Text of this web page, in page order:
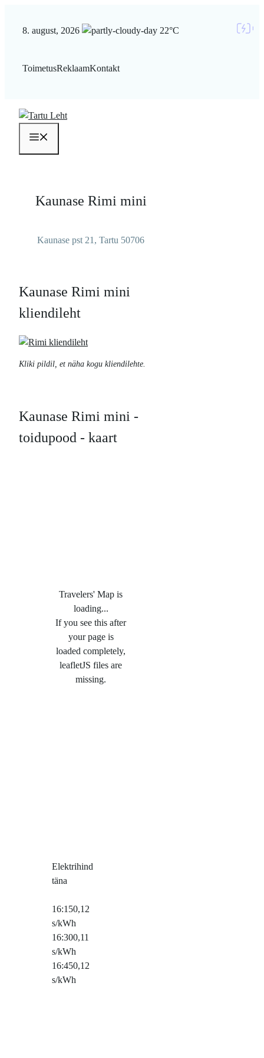
8. august, 2026 22°C
ToimetusReklaamKontakt
Kaunase Rimi mini
Kaunase pst 21, Tartu 50706
Kaunase Rimi mini
kliendileht
Kliki pildil, et näha kogu kliendilehte.
Kaunase Rimi mini -
toidupood - kaart
Travelers' Map is
loading...
If you see this after
your page is
loaded completely,
leafletJS files are
missing.
Elektrihind
täna
16:150,12
s/kWh
16:300,11
s/kWh
16:450,12
s/kWh